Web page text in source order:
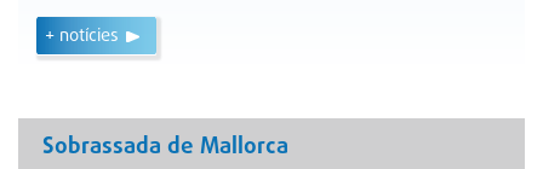
+ notícies
Sobrassada de Mallorca